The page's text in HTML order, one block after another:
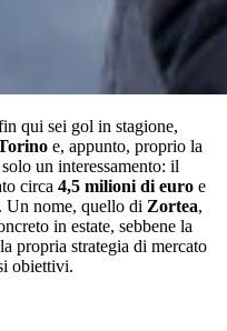
qui sei gol in stagione,
e, appunto, proprio la
un interessamento: il
circa 4,5 milioni di euro e
. Un nome, quello di Zortea,
in estate, sebbene la
propria strategia di mercato
obiettivi.